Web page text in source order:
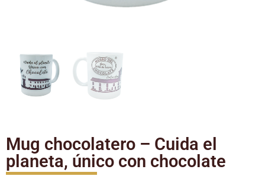
Mug chocolatero – Cuida el
planeta, único con chocolate